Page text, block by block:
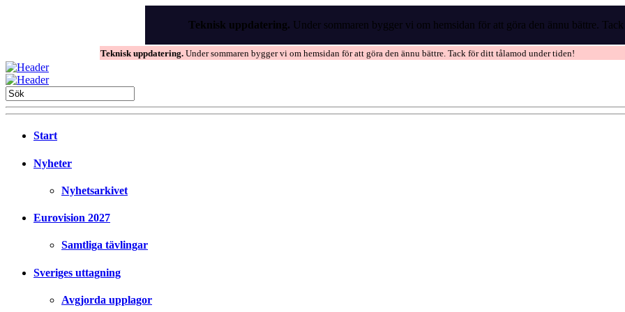
Teknisk uppdatering. Under sommaren bygger vi om hemsidan för att göra den ännu bättre.
Teknisk uppdatering. Under sommaren bygger vi om hemsidan för att göra den ännu bättre. Tack för ditt tålamod under tiden!
Start
Nyheter
Nyhetsarkivet
Eurovision 2027
Samtliga tävlingar
Sveriges uttagning
Avgjorda upplagor